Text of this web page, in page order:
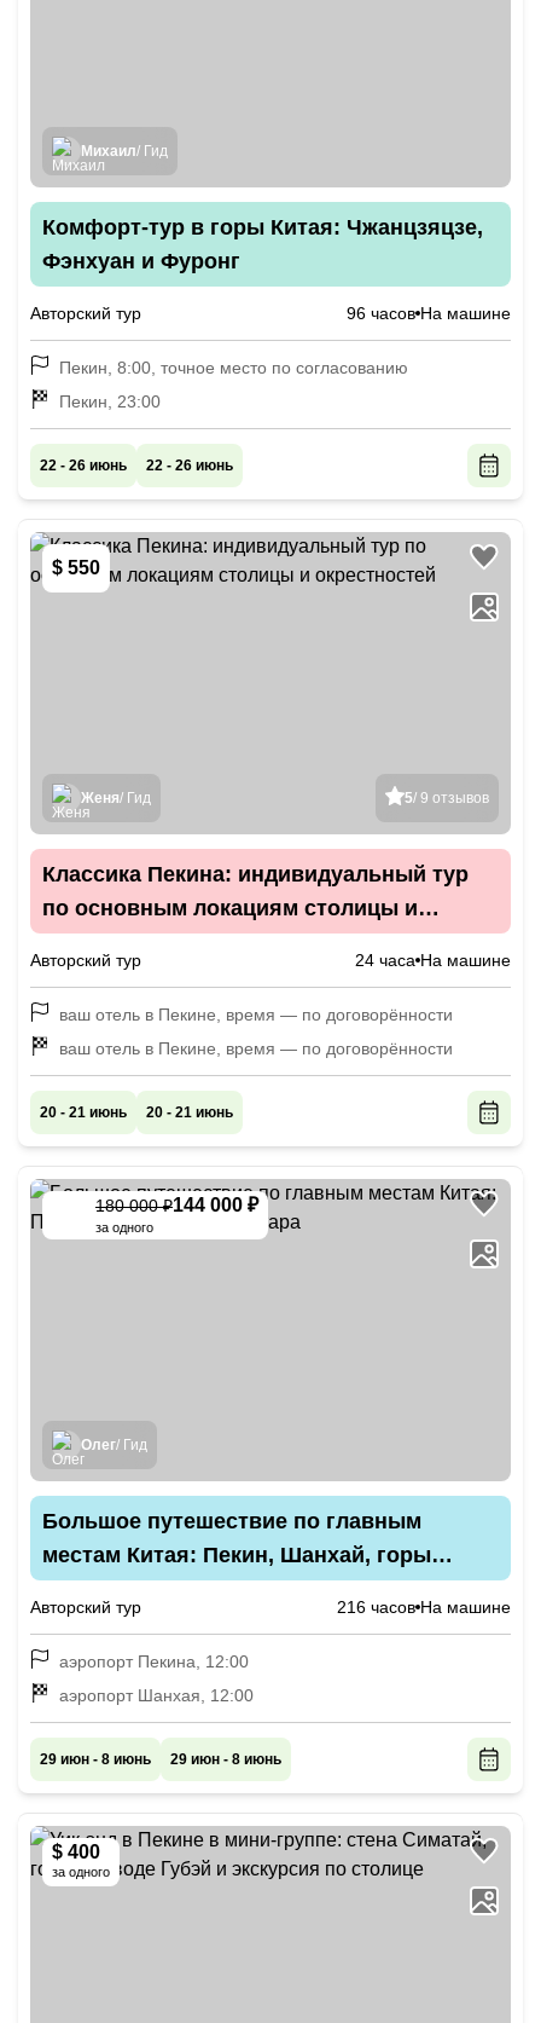
Михаил/ Гид
Комфорт-тур в горы Китая: Чжанцзяцзе,
Фэнхуан и Фуронг
Авторский тур 96 часов На машине
Пекин, 8:00, точное место по согласованию
Пекин, 23:00
22 - 26 июнь 22 - 26 июнь
$ 550
5/ 9 отзывов
Женя/ Гид
Классика Пекина: индивидуальный тур
по основным локациям столицы и
Авторский тур 24 часа На машине
ваш отель в Пекине, время — по договорённости
ваш отель в Пекине, время — по договорённости
20 - 21 июнь 20 - 21 июнь
180 000 ₽144 000 ₽
за одного
Олег/ Гид
Большое путешествие по главным
местам Китая: Пекин, Шанхай, горы
Авторский тур 216 часов На машине
аэропорт Пекина, 12:00
аэропорт Шанхая, 12:00
29 июн - 8 июнь 29 июн - 8 июнь
$ 400
за одного